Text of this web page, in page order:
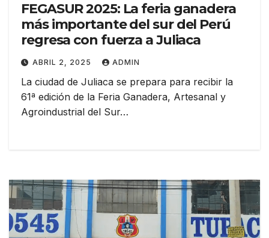
FEGASUR 2025: La feria ganadera
más importante del sur del Perú
regresa con fuerza a Juliaca
ABRIL 2, 2025 ADMIN
La ciudad de Juliaca se prepara para recibir la
61ª edición de la Feria Ganadera, Artesanal y
Agroindustrial del Sur…